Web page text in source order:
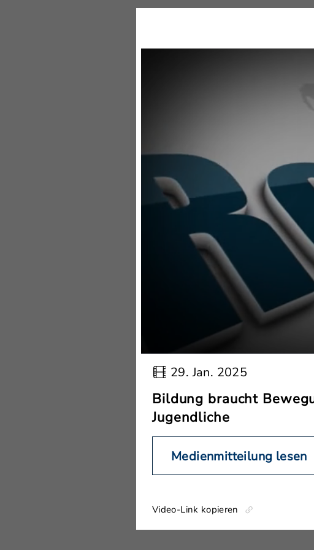
29. Jan. 2025
Bildung braucht
Jugendliche
Medienmitteilung lesen
Video-Link kopieren